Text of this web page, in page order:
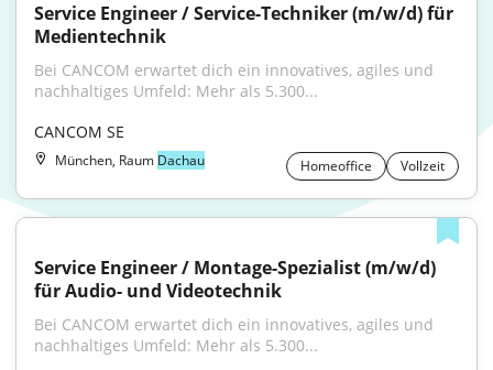
Service Engineer / Service-Techniker (m/w/d) für
Medientechnik
Bei CANCOM erwartet dich ein innovatives, agiles und
nachhaltiges Umfeld: Mehr als 5.300...
CANCOM SE
München, Raum Dachau Homeoffice Vollzeit
Service Engineer / Montage-Spezialist (m/w/d)
für Audio- und Videotechnik
Bei CANCOM erwartet dich ein innovatives, agiles und
nachhaltiges Umfeld: Mehr als 5.300...